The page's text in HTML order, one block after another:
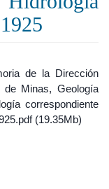
de la Dirección
de Minas, Geología
correspondiente
(19.35Mb)